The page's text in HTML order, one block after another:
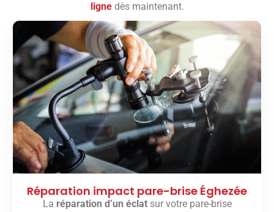
lignedès maintenant.
Réparation impact pare-brise Éghezée
La réparation d’un éclatsur votre pare-brise